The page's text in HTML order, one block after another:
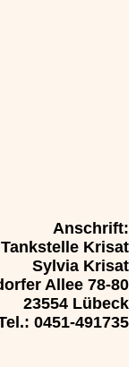
Anschrift:
Krisat
Sylvia Krisat
Allee 78-80
23554 Lübeck
0451-491735